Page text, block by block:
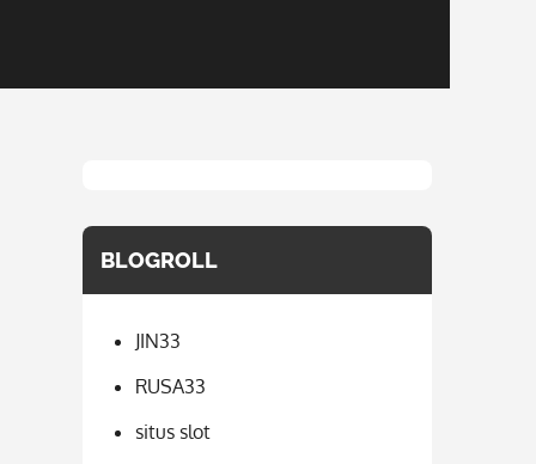
BLOGROLL
JIN33
RUSA33
situs slot